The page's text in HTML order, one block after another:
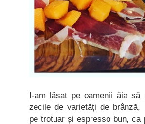
I-am lăsat pe oamenii ăia
zecile de varietăți de brânză,
pe trotuar și espresso bun, ca